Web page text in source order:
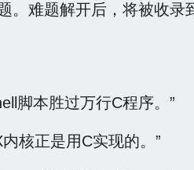
。难题解开后，将被收录
脚本胜过万行C程序。”
核正是用C实现的。”